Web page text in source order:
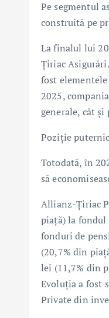
Pe segmentul
construită pe
La finalul lui
Țiriac
fost
2025,
generale, cât
Poziție
Totodată, în
să
Allianz-Țiriac
piață) la fondul
fonduri de
(20,7% din
lei (11,7% din
Evoluția a fost
Private din